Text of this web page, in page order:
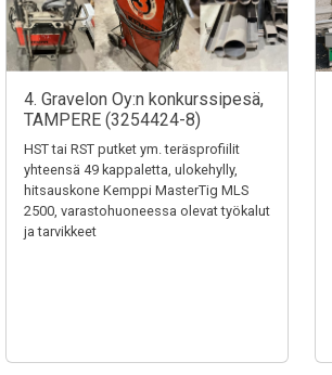
4. Gravelon Oy:n konkurssipesä,
TAMPERE (3254424-8)
HST tai RST putket ym. teräsprofiilit
yhteensä 49 kappaletta, ulokehylly,
hitsauskone Kemppi MasterTig MLS
2500, varastohuoneessa olevat työkalut
ja tarvikkeet